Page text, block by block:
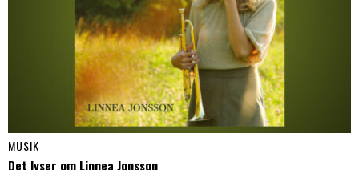
MUSIK
Det lyser om Linnea Jonsson